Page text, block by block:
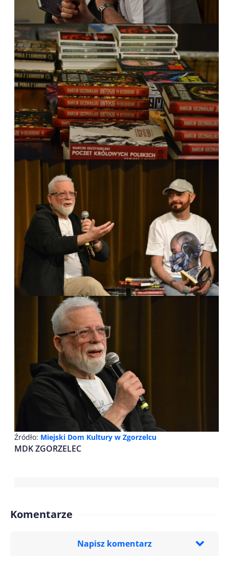
Źródło: Miejski Dom Kultury w Zgorzelcu
MDK ZGORZELEC
Komentarze
Napisz komentarz